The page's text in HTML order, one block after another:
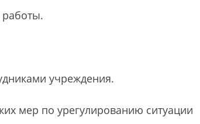
работы.
учреждения.
мер по урегулированию ситуации